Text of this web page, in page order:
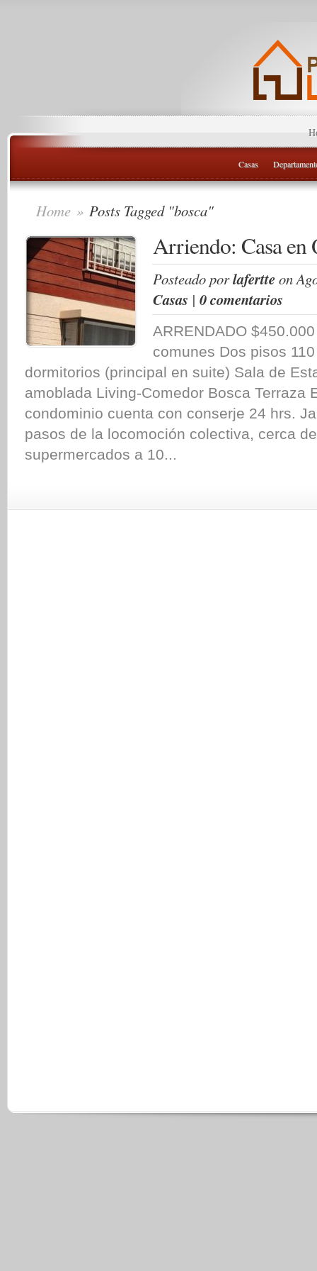
Casas
Home » Posts Tagged "bosca"
Arriendo: Casa en
Posteado porlafertteon
Casas | 0 comentarios
ARRENDADO
comunes Dos pisos
dormitorios (principal en suite) Sala de
amoblada Living-Comedor Bosca Terraza
condominio cuenta con conserje 24 hrs.
pasos de la locomoción colectiva, cerca
supermercados a 10...